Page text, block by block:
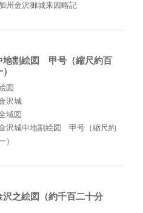
州金沢御城来因略記
地割絵図 甲号（縮尺約百
図
沢城
域図
沢城中地割絵図 甲号（縮尺約
）
沢之絵図（約千百二十分